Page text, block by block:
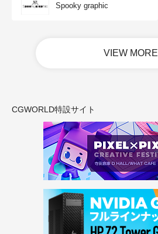
Spooky graphic
VIEW MORE
CGWORLD特設サイト